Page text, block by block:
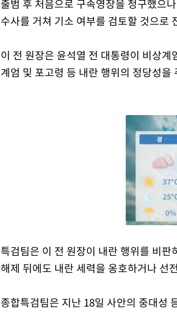
출범 후 처음으로 구속영장을 청구했으
수사를 거쳐 기소 여부를 검토할 것으로
이 전 원장은 윤석열 전 대통령이 비상
계엄 및 포고령 등 내란 행위의 정당성
특검팀은 이 전 원장이 내란 행위를 비
해제 뒤에도 내란 세력을 옹호하거나 선
종합특검팀은 지난 18일 사안의 중대성